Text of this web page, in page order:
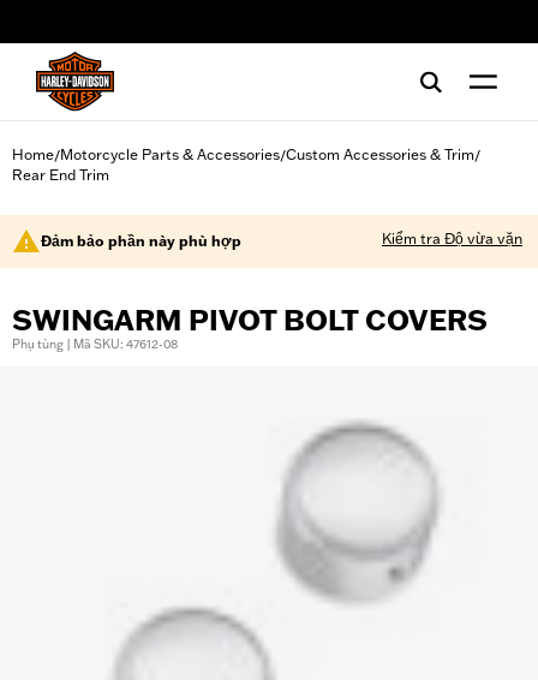
Home/Motorcycle Parts & Accessories/Custom Accessories & Trim/
Rear End Trim
Đảm bảo phần này phù hợp Kiểm tra Độ vừa vặn
SWINGARM PIVOT BOLT COVERS
Phụ tùng | Mã SKU: 47612-08